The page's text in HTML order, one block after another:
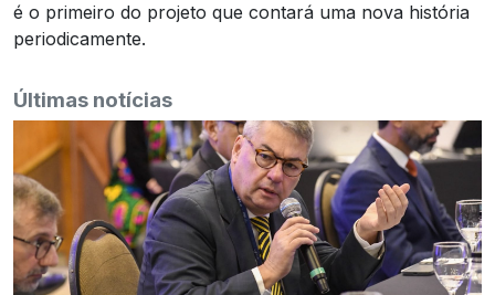
é o primeiro do projeto que contará uma nova história
periodicamente.
Últimas notícias